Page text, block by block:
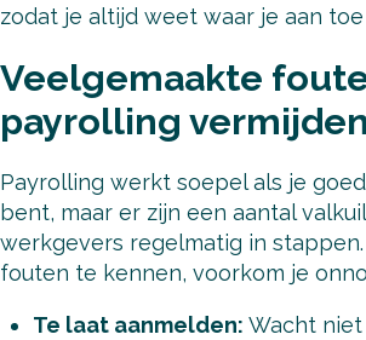
zodat je altijd weet waar je aan
Veelgemaakte
payrolling vermijden
Payrolling werkt soepel als je
bent, maar er zijn een aantal
werkgevers regelmatig in
fouten te kennen, voorkom je
Te laat aanmelden: Wacht